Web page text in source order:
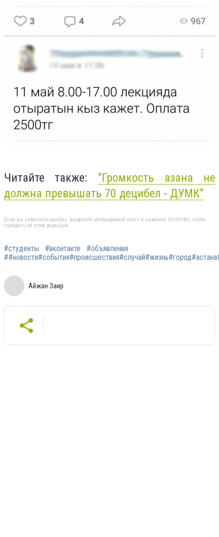
Читайте также: "Громкость азана не
должна превышать 70 децибел - ДУМК"
Если вы заметили ошибку, выделите необходимый текст и нажмите Ctrl+Enter, чтобы
сообщить об этом редакции
#студенты #вконтакте
#объявления
Айжан Заир